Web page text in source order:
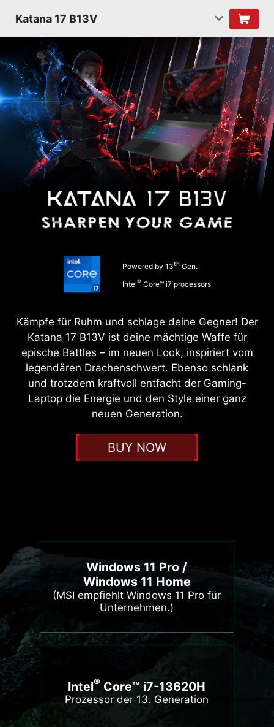
Katana 17 B13V
Powered by 13thGen.
Intel®Core™ i7 processors
Kämpfe für Ruhm und schlage deine Gegner! Der
Katana 17 B13V ist deine mächtige Waffe für
epische Battles – im neuen Look, inspiriert vom
legendären Drachenschwert. Ebenso schlank
und trotzdem kraftvoll entfacht der Gaming-
Laptop die Energie und den Style einer ganz
neuen Generation.
BUY NOW
Windows 11 Pro /
Windows 11 Home
(MSI empfiehlt Windows 11 Pro für
Unternehmen.)
Intel® Core™ i7-13620H
Prozessor der 13. Generation